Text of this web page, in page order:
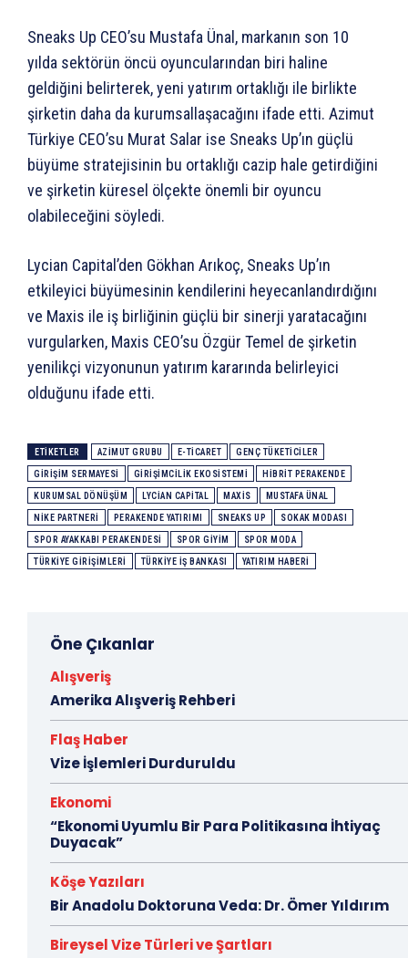
Sneaks Up CEO’su Mustafa Ünal, markanın son 10
yılda sektörün öncü oyuncularından biri haline
geldiğini belirterek, yeni yatırım ortaklığı ile birlikte
şirketin daha da kurumsallaşacağını ifade etti. Azimut
Türkiye CEO’su Murat Salar ise Sneaks Up’ın güçlü
büyüme stratejisinin bu ortaklığı cazip hale getirdiğini
ve şirketin küresel ölçekte önemli bir oyuncu
olabileceğini söyledi.
Lycian Capital’den Gökhan Arıkoç, Sneaks Up’ın
etkileyici büyümesinin kendilerini heyecanlandırdığını
ve Maxis ile iş birliğinin güçlü bir sinerji yaratacağını
vurgularken, Maxis CEO’su Özgür Temel de şirketin
yenilikçi vizyonunun yatırım kararında belirleyici
olduğunu ifade etti.
ETIKETLER AZIMUT GRUBU E-TICARET GENÇ TÜKETICILER
GIRIŞIM SERMAYESI GIRIŞIMCILIK EKOSISTEMI HIBRIT PERAKENDE
KURUMSAL DÖNÜŞÜM LYCIAN CAPITAL MAXIS MUSTAFA ÜNAL
NIKE PARTNERI PERAKENDE YATIRIMI SNEAKS UP SOKAK MODASI
SPOR AYAKKABI PERAKENDESI SPOR GIYIM SPOR MODA
TÜRKIYE GIRIŞIMLERI TÜRKIYE İŞ BANKASI YATIRIM HABERI
Öne Çıkanlar
Alışveriş
Amerika Alışveriş Rehberi
Flaş Haber
Vize İşlemleri Durduruldu
Ekonomi
“Ekonomi Uyumlu Bir Para Politikasına İhtiyaç
Duyacak”
Köşe Yazıları
Bir Anadolu Doktoruna Veda: Dr. Ömer Yıldırım
Bireysel Vize Türleri ve Şartları